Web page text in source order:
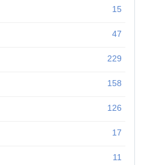
15
47
229
158
126
17
11